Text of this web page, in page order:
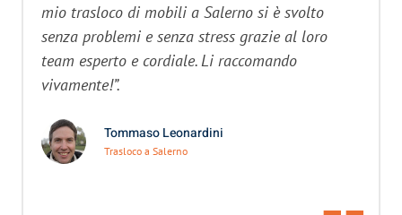
mio trasloco di mobili a Salerno si è svolto
senza problemi e senza stress grazie al loro
team esperto e cordiale. Li raccomando
vivamente!”.
Tommaso Leonardini
Trasloco a Salerno